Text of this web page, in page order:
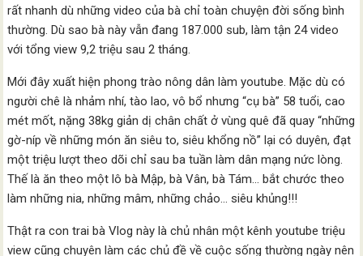
rất nhanh dù những video của bà chỉ toàn chuyện đời sống bình
thường. Dù sao bà này vẫn đang 187.000 sub, làm tận 24 video
với tổng view 9,2 triệu sau 2 tháng.
Mới đây xuất hiện phong trào nông dân làm youtube. Mặc dù có
người chê là nhảm nhí, tào lao, vô bổ nhưng “cụ bà” 58 tuổi, cao
mét mốt, nặng 38kg giản dị chân chất ở vùng quê đã quay “những
gờ-níp về những món ăn siêu to, siêu khổng nồ” lại có duyên, đạt
một triệu lượt theo dõi chỉ sau ba tuần làm dân mạng nức lòng.
Thế là ăn theo một lô bà Mập, bà Vân, bà Tám… bắt chước theo
làm những nia, những mâm, những chảo… siêu khủng!!!
Thật ra con trai bà Vlog này là chủ nhân một kênh youtube triệu
view cũng chuyên làm các chủ đề về cuộc sống thường ngày nên